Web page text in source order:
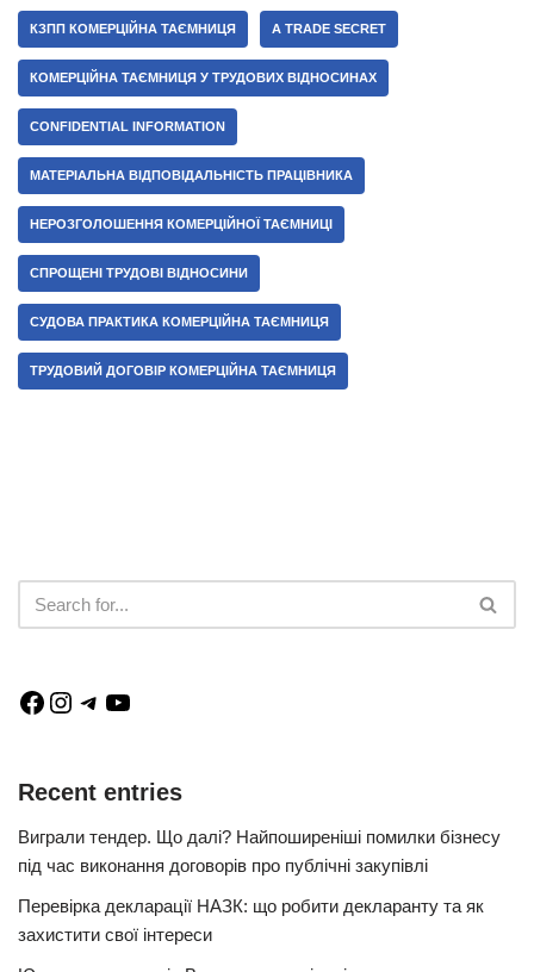
КЗПП КОМЕРЦІЙНА ТАЄМНИЦЯ A TRADE SECRET
КОМЕРЦІЙНА ТАЄМНИЦЯ У ТРУДОВИХ ВІДНОСИНАХ
CONFIDENTIAL INFORMATION
МАТЕРІАЛЬНА ВІДПОВІДАЛЬНІСТЬ ПРАЦІВНИКА
НЕРОЗГОЛОШЕННЯ КОМЕРЦІЙНОЇ ТАЄМНИЦІ
СПРОЩЕНІ ТРУДОВІ ВІДНОСИНИ
СУДОВА ПРАКТИКА КОМЕРЦІЙНА ТАЄМНИЦЯ
ТРУДОВИЙ ДОГОВІР КОМЕРЦІЙНА ТАЄМНИЦЯ
Recent entries
Виграли тендер. Що далі? Найпоширеніші помилки бізнесу
під час виконання договорів про публічні закупівлі
Перевірка декларації НАЗК: що робити декларанту та як
захистити свої інтереси